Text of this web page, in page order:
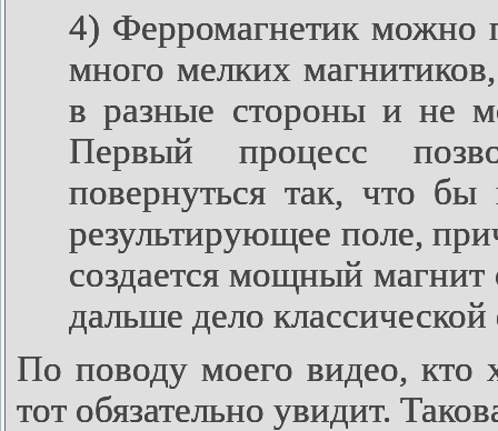
4) Ферромагнетик можно
много мелких
в разные стороны и не
Первый процесс
повернуться так, что бы
результирующее поле,
создается мощный
дальше дело
По поводу моего видео, кто
тот обязательно увидит.